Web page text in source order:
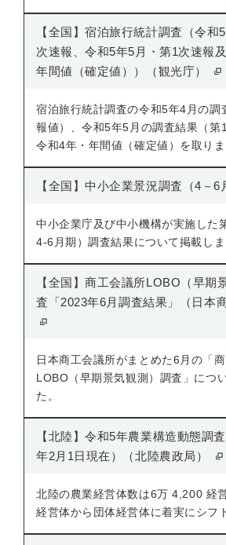
【全国】宿泊旅行統計調査（令和
次速報、令和5年5月・第1次速報
年間値（確定値））（観光庁）
宿泊旅行統計調査の令和5年4月の調
報値）、令和5年5月の調査結果（第
令和4年・年間値（確定値）を取りま
【全国】中小企業景況調査（4－6
中小企業庁及び中小機構が実施した
4-6月期）調査結果について掲載しま
【全国】商工会議所LOBO（早期
査「2023年6月調査結果」（日本
日本商工会議所がまとめた6月の「
LOBO（早期景気観測）調査」につ
た。
【北陸】令和5年農業構造動態調
年2月1日現在）（北陸農政局）
北陸の農業経営体数は6万 4,200 経
経営体から団体経営体に着実にシフ